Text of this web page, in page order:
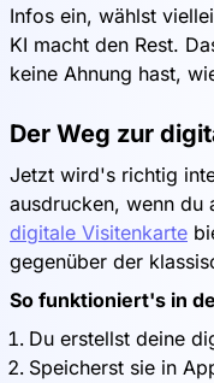
Infos ein, wählst
KI macht den Rest.
keine Ahnung hast,
Der Weg zur
Jetzt wird's richtig
ausdrucken, wenn du
digitale Visitenkarte
gegenüber der
So funktioniert's in
Du erstellst deine
Speicherst sie in